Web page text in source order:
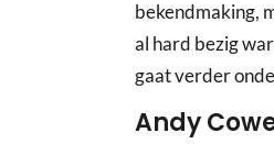
bekendmaking,
al hard bezig
gaat verder
Andy